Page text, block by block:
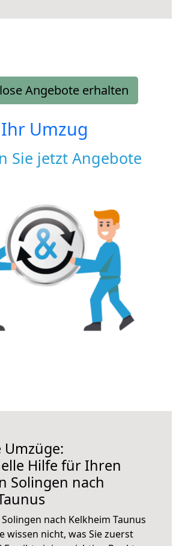
Angebote erhalten
Ihr Umzug
Sie jetzt Angebote
Umzüge:
Hilfe für Ihren
Solingen nach
nach Kelkheim Taunus
wissen nicht, was Sie zuerst